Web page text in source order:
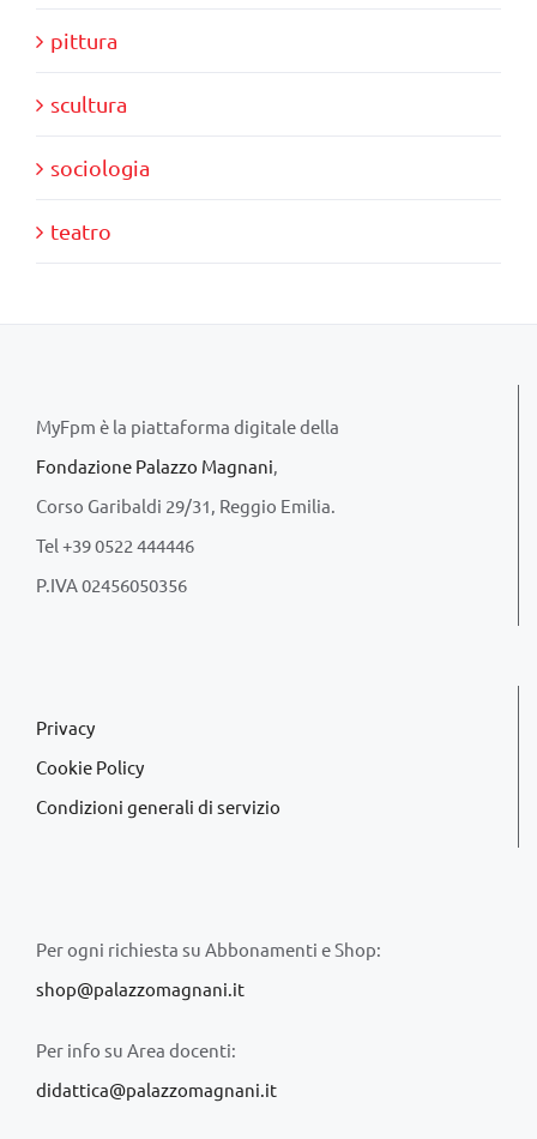
pittura
scultura
sociologia
teatro
MyFpm è la piattaforma digitale della
Fondazione Palazzo Magnani
Corso Garibaldi 29/31, Reggio Emilia.
Tel +39 0522 444446
P.IVA 02456050356
Privacy
Cookie Policy
Condizioni generali di servizio
Per ogni richiesta su Abbonamenti e Shop:
shop@palazzomagnani.it
Per info su Area docenti:
didattica@palazzomagnani.it